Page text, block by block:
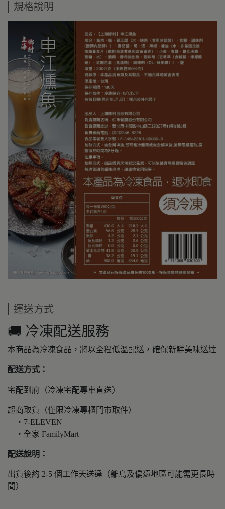
規格說明
運送方式
🚚 冷凍配送服務
本商品為冷凍食品，將以全程低溫配送，確保新鮮美味送達
配送方式：
宅配到府（冷凍宅配專車直送）
超商取貨（僅限冷凍專櫃門市取件）
・7-ELEVEN
・全家 FamilyMart
配送說明：
出貨後約 2-5 個工作天送達（離島及偏遠地區可能需更長時
間）